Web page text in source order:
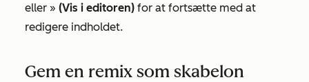
eller » (Vis i editoren) for at fortsætte med at
redigere indholdet.
Gem en remix som skabelon